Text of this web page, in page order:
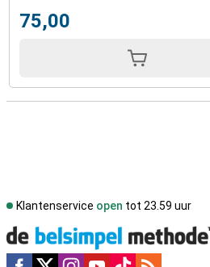
75,00
Klantenservice open tot 23.59 uur
Social media